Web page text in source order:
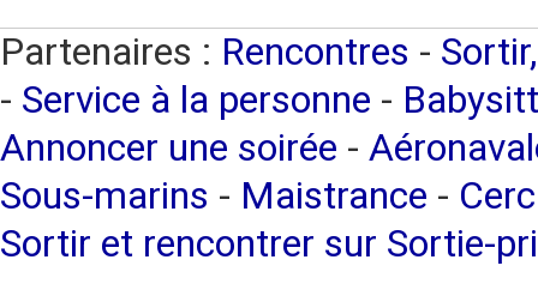
Partenaires : Rencontres -
- Service à la personne -
Annoncer une soirée -
Sous-marins - Maistrance -
Sortir et rencontrer sur Sortie-